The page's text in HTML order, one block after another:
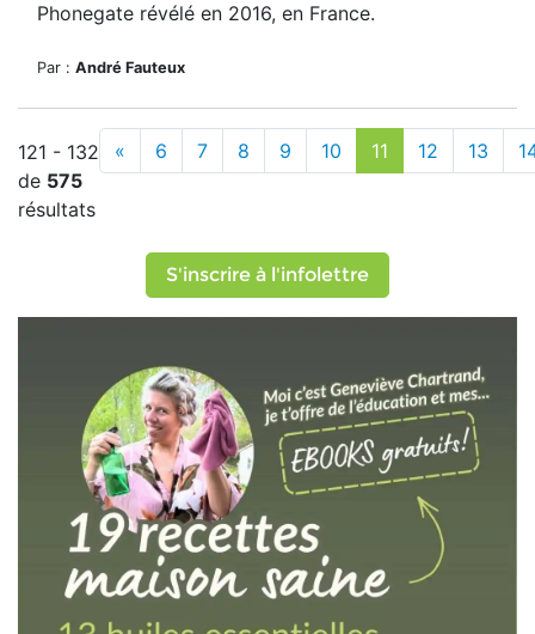
Phonegate révélé en 2016, en France.
Par : André Fauteux
121 - 132
de 575
résultats
« 6 7 8 9 10 11 12 13
S'inscrire à l'infolettre